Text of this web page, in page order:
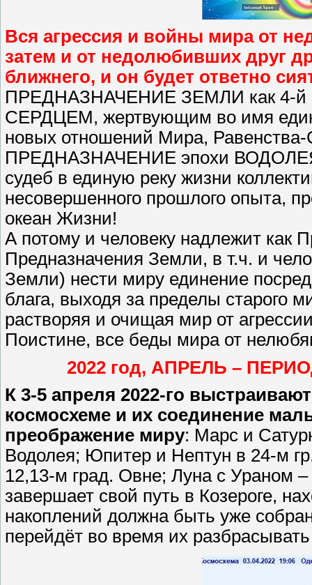
Вся агрессия и войны мира от
затем и от недолюбивших друг
ближнего, и он будет ответно
ПРЕДНАЗНАЧЕНИЕ ЗЕМЛИ как 4-й
СЕРДЦЕМ, жертвующим во имя
новых отношений Мира,
ПРЕДНАЗНАЧЕНИЕ эпохи ВОДОЛЕЯ
судеб в единую реку жизни
несовершенного прошлого опыта,
океан Жизни!
А потому и человеку надлежит как
Предназначения Земли, в т.ч. и
Земли) нести миру единение
блага, выходя за пределы старого
растворяя и очищая мир от
Поистине, все беды мира от
2022 год, АПРЕЛЬ –
К 3-5 апреля 2022-го
космосхеме и их соединение
преображение миру: Марс и
Водолея; Юпитер и Нептун в 24-м
12,13-м град. Овне; Луна с Ураном
завершает свой путь в Козероге,
накоплений должна быть уже
перейдёт во время их